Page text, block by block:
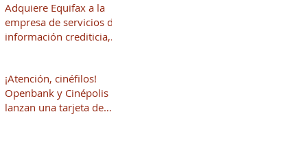
Adquiere Equifax a la
empresa de servicios de
información crediticia,
¡Atención, cinéfilos!
Openbank y Cinépolis
lanzan una tarjeta de